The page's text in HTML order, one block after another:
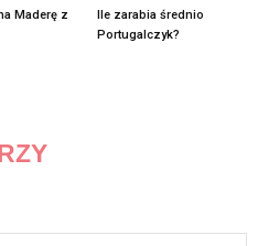
Maderę z
Ile zarabia średnio
Portugalczyk?